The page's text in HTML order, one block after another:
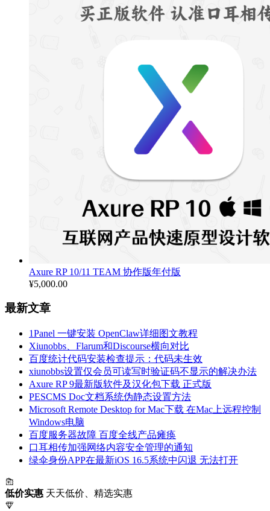
围：
¥900.00
Axure RP 10/11 TEAM 协作版年付版
¥5,000.00
最新文章
1Panel 一键安装 OpenClaw详细图文教程
Xiunobbs、Flarum和Discourse横向对比
百度统计代码安装检查提示：代码未生效
xiunobbs设置仅会员可读写时验证码不显示的解决办法
Axure RP 9最新版软件及汉化包下载 正式版
PESCMS Doc文档系统伪静态设置方法
Microsoft Remote Desktop for Mac下载 在Mac上远程控制
Windows电脑
百度服务器故障 百度全线产品瘫痪
口耳相传加强网络内容安全管理的通知
绿伞身份APP在最新iOS 16.5系统中闪退 无法打开
低价实惠 天天低价、精选实惠